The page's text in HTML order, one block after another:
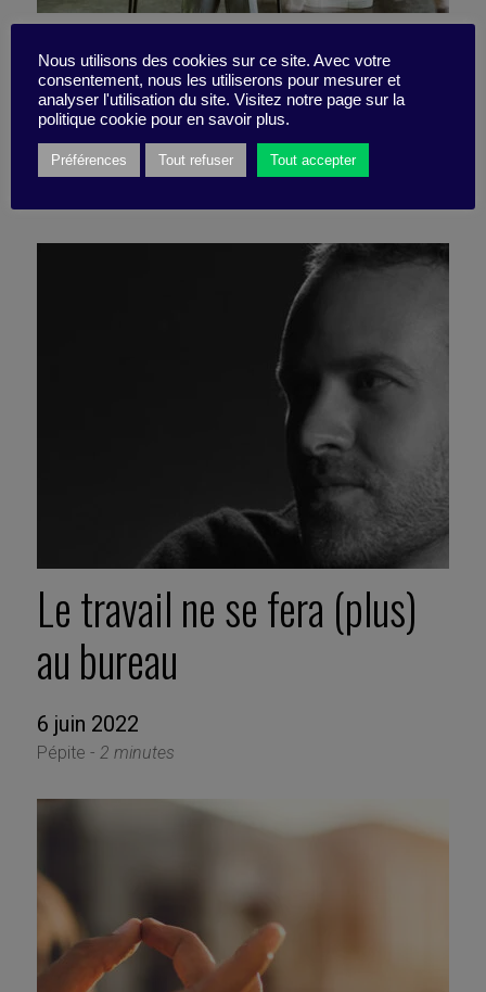
L’agitation optimale, vue de
l’esprit ?
6 juin 2022
Le travail ne se fera (plus)
au bureau
6 juin 2022
Pépite - 2 minutes
Nous utilisons des cookies sur ce site. Avec votre
consentement, nous les utiliserons pour mesurer et
analyser l'utilisation du site. Visitez notre page sur la
politique cookie pour en savoir plus.
Préférences Tout refuser Tout accepter